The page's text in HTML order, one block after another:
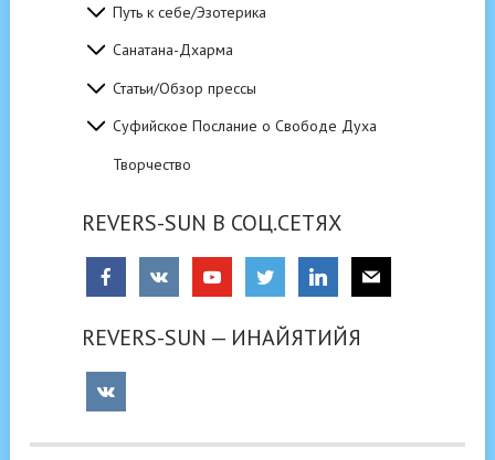
Путь к себе/Эзотерика
Санатана-Дхарма
Статьи/Обзор прессы
Суфийское Послание о Свободе Духа
Творчество
REVERS-SUN В СОЦ.СЕТЯХ
REVERS-SUN — ИНАЙЯТИЙЯ